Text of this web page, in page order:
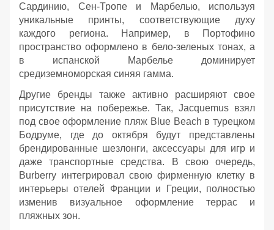
Сардинию, Сен-Тропе и Марбелью, используя
уникальные принты, соответствующие духу
каждого региона. Например, в Портофино
пространство оформлено в бело-зеленых тонах, а
в испанской Марбелье доминирует
средиземноморская синяя гамма.
Другие бренды также активно расширяют свое
присутствие на побережье. Так, Jacquemus взял
под свое оформление пляж Blue Beach в турецком
Бодруме, где до октября будут представлены
брендированные шезлонги, аксессуары для игр и
даже транспортные средства. В свою очередь,
Burberry интегрировал свою фирменную клетку в
интерьеры отелей Франции и Греции, полностью
изменив визуальное оформление террас и
пляжных зон.